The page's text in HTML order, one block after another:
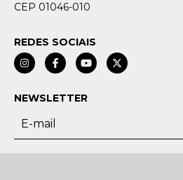
CEP 01046-010
REDES SOCIAIS
NEWSLETTER